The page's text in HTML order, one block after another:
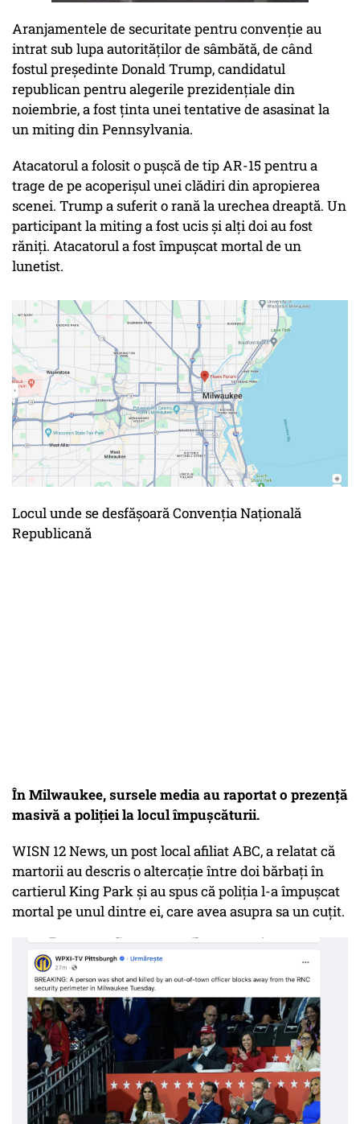
Aranjamentele de securitate pentru convenție au
intrat sub lupa autorităților de sâmbătă, de când
fostul președinte Donald Trump, candidatul
republican pentru alegerile prezidențiale din
noiembrie, a fost ținta unei tentative de asasinat la
un miting din Pennsylvania.
Atacatorul a folosit o pușcă de tip AR-15 pentru a
trage de pe acoperișul unei clădiri din apropierea
scenei. Trump a suferit o rană la urechea dreaptă. Un
participant la miting a fost ucis și alți doi au fost
răniți. Atacatorul a fost împușcat mortal de un
lunetist.
Locul unde se desfășoară Convenția Națională
Republicană
În Milwaukee, sursele media au raportat o prezență
masivă a poliției la locul împușcăturii.
WISN 12 News, un post local afiliat ABC, a relatat că
martorii au descris o altercație între doi bărbați în
cartierul King Park și au spus că poliția l-a împușcat
mortal pe unul dintre ei, care avea asupra sa un cuțit.